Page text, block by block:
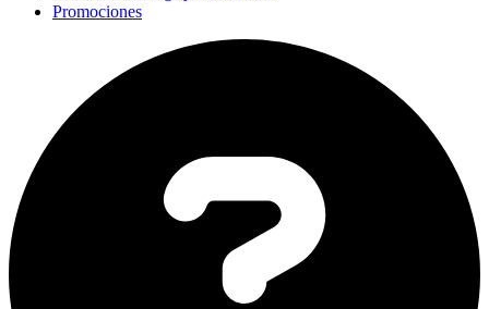
Promociones